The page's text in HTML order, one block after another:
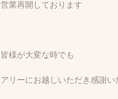
営業再開しております
皆様が大変な時でも
アリーにお越しいただき感謝い